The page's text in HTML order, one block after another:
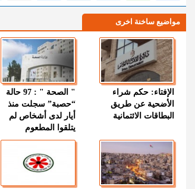
مواضيع ساخنة اخرى
الإفتاء: حكم شراء
الأضحية عن طريق
البطاقات الائتمانية
" الصحة " : 97 حالة
“حصبة” سجلت منذ
أيار لدى أشخاص لم
يتلقوا المطعوم